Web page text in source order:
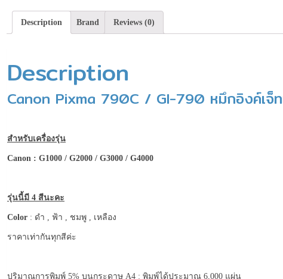
สั่ง
Description Brand Reviews (0)
Description
Canon Pixma 790C / GI-790 หมึกอิงค์เจ็
สำหรับเครื่องรุ่น
Canon : G1000 / G2000 / G3000 / G4000
รุ่นนี้มี 4 สีนะคะ
Color : ดำ , ฟ้า , ชมพู , เหลือง
ราคาเท่ากันทุกสีค่ะ
ปริมาณการพิมพ์ 5% บนกระดาษ A4 : พิมพ์ได้ประมาณ 6,000 แผ่น